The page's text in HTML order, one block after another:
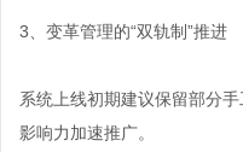
3、变革管理的“双轨制”推进
系统上线初期建议保留部分
影响力加速推广。